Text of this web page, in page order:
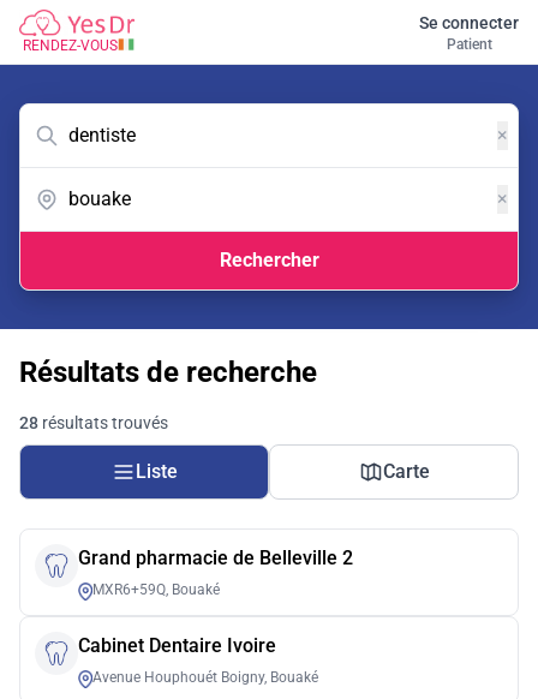
RENDEZ-VOUS
Se connecter
Patient
×
×
Rechercher
Résultats de recherche
28 résultats trouvés
Liste Carte
Grand pharmacie de Belleville 2
MXR6+59Q, Bouaké
Cabinet Dentaire Ivoire
Avenue Houphouét Boigny, Bouaké